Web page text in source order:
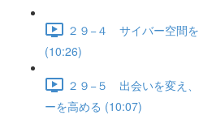
２９−４ サイバー空間
(10:26)
２９−５ 出会いを変え
ーを高める (10:07)